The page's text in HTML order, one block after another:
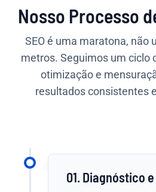
Nosso Processo
SEO é uma maratona, não
metros. Seguimos um ciclo
otimização e
resultados consistentes
01. Diagnóstico